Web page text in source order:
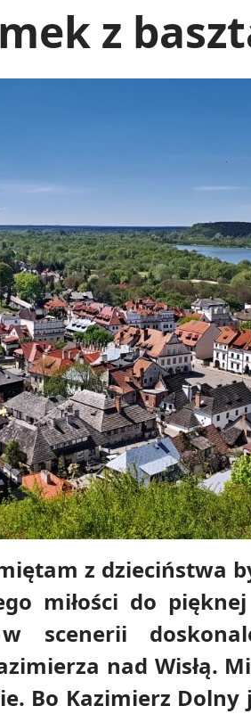
z
z dzieciństwa
miłości do
w scenerii
nad Wisłą.
Bo Kazimierz Dolny